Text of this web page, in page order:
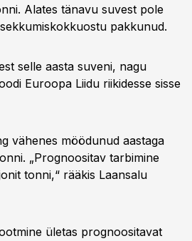
Alates tänavu suvest pole
pakkunud.
selle aasta suveni, nagu
Euroopa Liidu riikidesse sisse
vähenes möödunud aastaga
„Prognoositav tarbimine
tonni,“ rääkis Laansalu
ületas prognoositavat